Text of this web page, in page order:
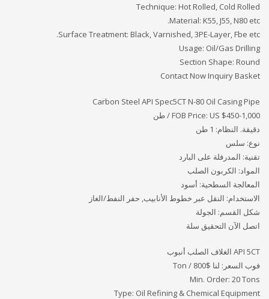
Technique: Hot Rolled, Cold Rolled
Material: K55, J55, N80 etc.
Surface Treatment: Black, Varnished, 3PE-Layer, Fbe etc.
Usage: Oil/Gas Drilling
Section Shape: Round
Contact Now Inquiry Basket
Carbon Steel API Spec5CT N-80 Oil Casing Pipe
FOB Price: US $450-1,000 / طن
دقيقة. النظام: 1 طن
نوع: سلس
تقنية: المدرفلة على البارد
المواد: الكربون الصلب
المعالجة السطحية: أسود
الاستخدام: النقل عبر خطوط الأنابيب, حفر النفط/الغاز
شكل القسم: الجولة
اتصل الآن التحقيق سلة
API 5CT الغلاف الصلب أنبوب
فوب السعر: لنا $800 / Ton
Min. Order: 20 Tons
Type: Oil Refining & Chemical Equipment